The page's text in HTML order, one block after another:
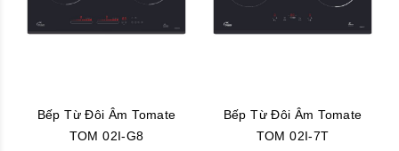
Bếp Từ Đôi Âm Tomate
TOM 02I-G8
Bếp Từ Đôi Âm Tomate
TOM 02I-7T